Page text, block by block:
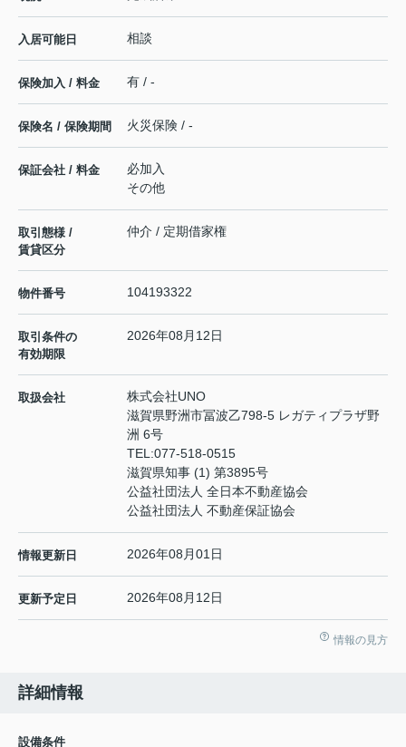
入居可能日 相談
保険加入 / 料金 有 / -
保険名 / 保険期間 火災保険 / -
保証会社 / 料金
必加入
その他
取引態様 /
賃貸区分
仲介 / 定期借家権
物件番号 104193322
取引条件の
有効期限
2026年08月12日
取扱会社
株式会社UNO
滋賀県野洲市冨波乙798-5 レガティプラザ野
洲 6号
TEL:077-518-0515
滋賀県知事 (1) 第3895号
公益社団法人 全日本不動産協会
公益社団法人 不動産保証協会
情報更新日 2026年08月01日
更新予定日 2026年08月12日
情報の見方
詳細情報
設備条件